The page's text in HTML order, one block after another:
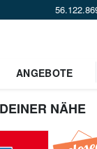
ANGEBOTE
NÄHE